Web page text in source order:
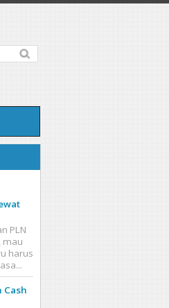
PLN
mau
harus
Cash